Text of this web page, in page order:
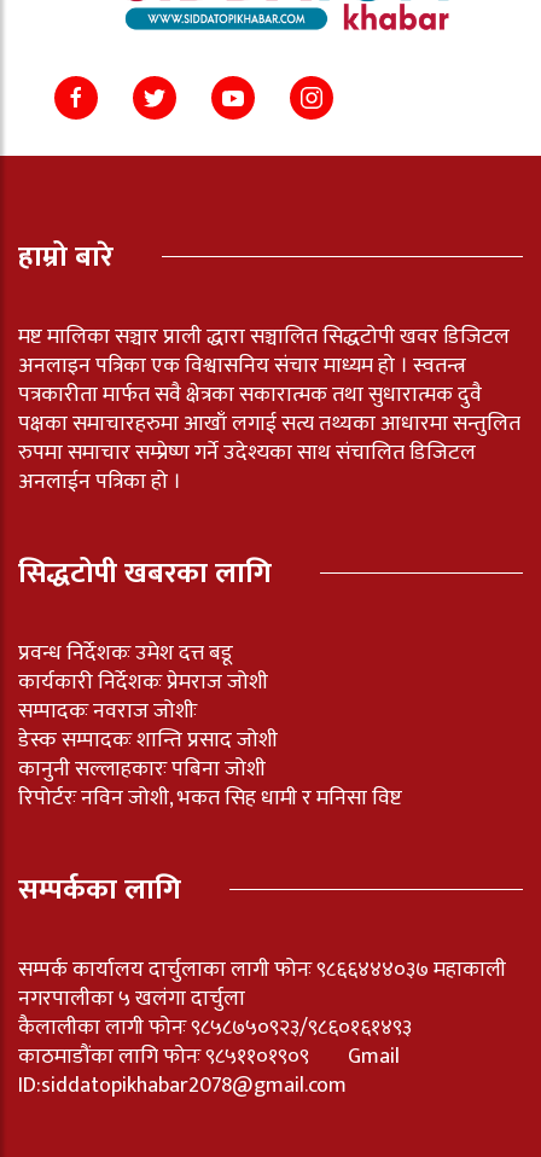
हाम्रो बारे
मष्ट मालिका सञ्चार प्राली द्धारा सञ्चालित सिद्धटोपी खवर डिजिटल
अनलाइन पत्रिका एक विश्वासनिय संचार माध्यम हो । स्वतन्त्र
पत्रकारीता मार्फत सवै क्षेत्रका सकारात्मक तथा सुधारात्मक दुवै
पक्षका समाचारहरुमा आखाँ लगाई सत्य तथ्यका आधारमा सन्तुलित
रुपमा समाचार सम्प्रेष्ण गर्ने उदेश्यका साथ संचालित डिजिटल
अनलाईन पत्रिका हो ।
सिद्धटोपी खबरका लागि
प्रवन्ध निर्देशकः उमेश दत्त बडू
कार्यकारी निर्देशकः प्रेमराज जोशी
सम्पादकः नवराज जोशीः
डेस्क सम्पादकः शान्ति प्रसाद जोशी
कानुनी सल्लाहकारः पबिना जोशी
रिपोर्टरः नविन जोशी, भकत सिह धामी र मनिसा विष्ट
सम्पर्कका लागि
सम्पर्क कार्यालय दार्चुलाका लागी फोनः ९८६६४४४०३७ महाकाली
नगरपालीका ५ खलंगा दार्चुला
कैलालीका लागी फोनः ९८५८७५०९२३/९८६०१६१४९३
काठमाडौंका लागि फोनः ९८५११०१९०९ Gmail
ID:siddatopikhabar2078@gmail.com